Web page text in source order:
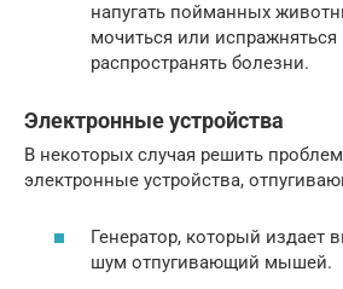
напугать пойманных
мочиться или
распространять болезни.
Электронные устройства
В некоторых случая решить
электронные устройства,
Генератор, который издает
шум отпугивающий мышей.